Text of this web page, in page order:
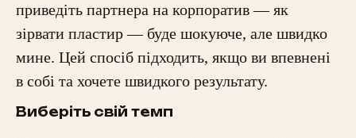
приведіть партнера на корпоратив — як
зірвати пластир — буде шокуюче, але швидко
мине. Цей спосіб підходить, якщо ви впевнені
в собі та хочете швидкого результату.
Виберіть свій темп